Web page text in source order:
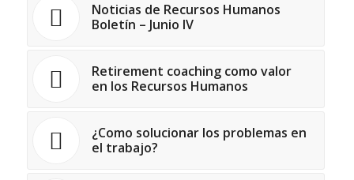
Noticias de Recursos Humanos
Boletín – Junio IV
Retirement coaching como valor
en los Recursos Humanos
¿Como solucionar los problemas en
el trabajo?